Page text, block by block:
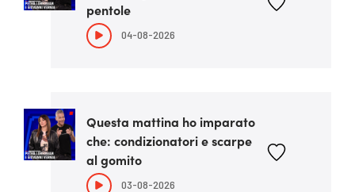
pentole
04-08-2026
Questa mattina ho imparato
che: condizionatori e scarpe
al gomito
03-08-2026